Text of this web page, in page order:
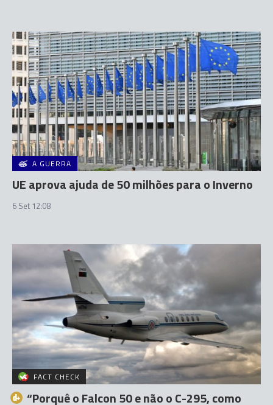
A GUERRA
UE aprova ajuda de 50 milhões para o Inverno
6 Set 12:08
FACT CHECK
“Porquê o Falcon 50 e não o C-295, como